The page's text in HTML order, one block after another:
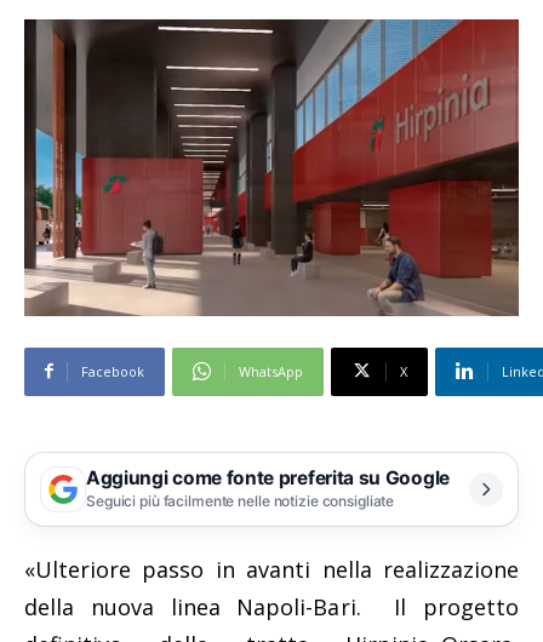
Facebook WhatsApp X
Aggiungi come fonte preferita su Google
Seguici più facilmente nelle notizie consigliate
«Ulteriore passo in avanti nella realizzazione
della nuova linea Napoli-Bari. Il progetto